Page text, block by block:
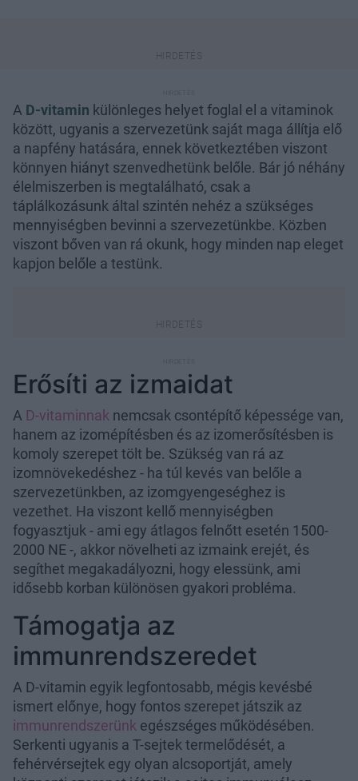
A D-vitamin különleges helyet foglal el a vitaminok
között, ugyanis a szervezetünk saját maga állítja elő
a napfény hatására, ennek következtében viszont
könnyen hiányt szenvedhetünk belőle. Bár jó néhány
élelmiszerben is megtalálható, csak a
táplálkozásunk által szintén nehéz a szükséges
mennyiségben bevinni a szervezetünkbe. Közben
viszont bőven van rá okunk, hogy minden nap eleget
kapjon belőle a testünk.
Erősíti az izmaidat
A D-vitaminnak nemcsak csontépítő képessége van,
hanem az izomépítésben és az izomerősítésben is
komoly szerepet tölt be. Szükség van rá az
izomnövekedéshez - ha túl kevés van belőle a
szervezetünkben, az izomgyengeséghez is
vezethet. Ha viszont kellő mennyiségben
fogyasztjuk - ami egy átlagos felnőtt esetén 1500-
2000 NE -, akkor növelheti az izmaink erejét, és
segíthet megakadályozni, hogy elessünk, ami
idősebb korban különösen gyakori probléma.
Támogatja az
immunrendszeredet
A D-vitamin egyik legfontosabb, mégis kevésbé
ismert előnye, hogy fontos szerepet játszik az
immunrendszerünk egészséges működésében.
Serkenti ugyanis a T-sejtek termelődését, a
fehérvérsejtek egy olyan alcsoportját, amely